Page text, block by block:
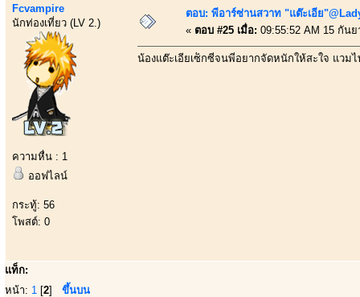
Fcvampire
นักท่องเที่ยว (LV 2.)
ความหื่น : 1
ออฟไลน์
กระทู้: 56
โพสต์: 0
ตอบ: พีอาร์ซ่านสวาท "แต๊ะเอีย
« ตอบ #25 เมื่อ: 09:55:52 AM 15 กัน
น้องแต๊ะเอียเซ็กซี่จนพี่อยากจัดหนักให้สะใจ แวมไ
แท็ก:
หน้า: 1 [2] ขึ้นบน